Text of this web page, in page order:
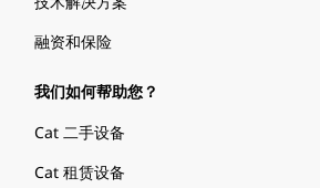
融资和保险
我们如何帮助您？
Cat 二手设备
Cat 租赁设备